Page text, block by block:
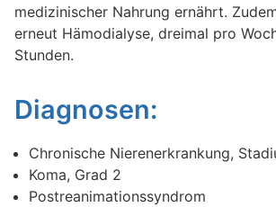
medizinischer Nahrung ernährt.
erneut Hämodialyse, dreimal pro
Stunden.
Diagnosen:
Chronische Nierenerkrankung,
Koma, Grad 2
Postreanimationssyndrom